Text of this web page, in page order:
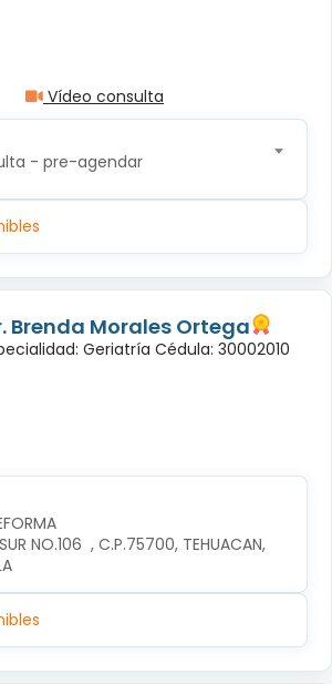
Vídeo consulta
- pre-agendar
Brenda Morales Ortega
Geriatría Cédula: 30002010
NO.106  , C.P.75700, TEHUACAN,